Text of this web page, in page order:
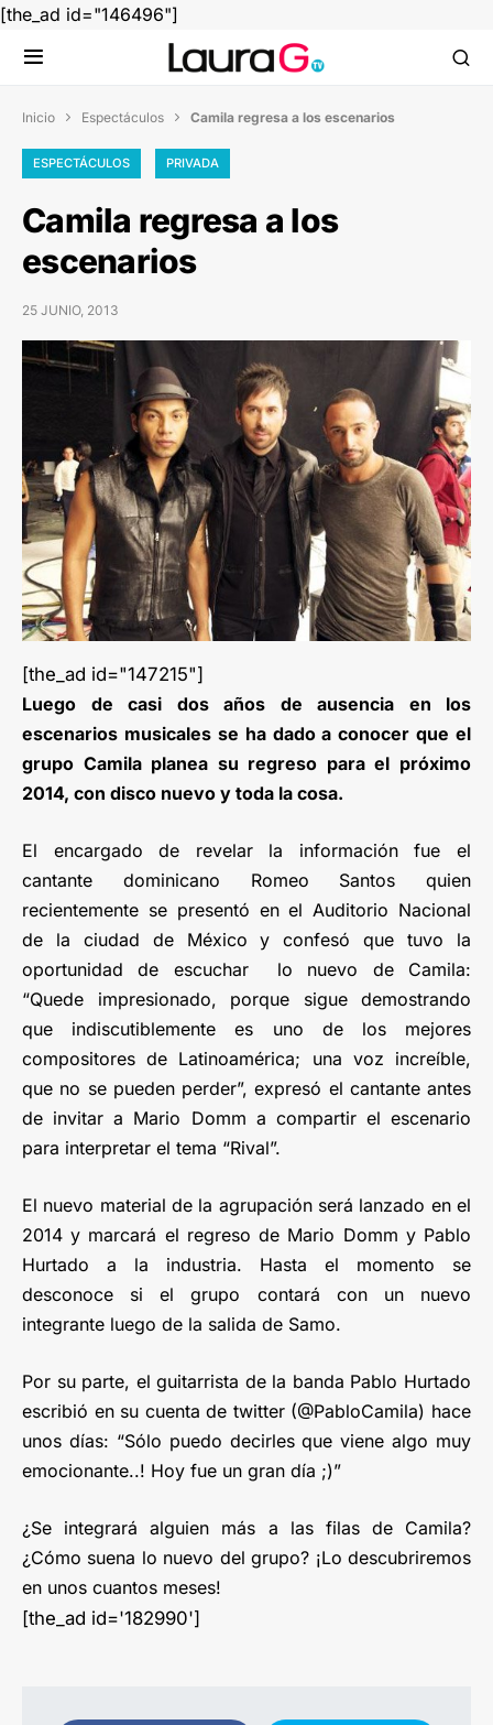
[the_ad id="146496"]
Inicio  Espectáculos  Camila regresa a los escenarios
ESPECTÁCULOS PRIVADA
Camila regresa a los
escenarios
25 JUNIO, 2013
[the_ad id="147215"]
Luego de casi dos años de ausencia en los
escenarios musicales se ha dado a conocer que el
grupo Camila planea su regreso para el próximo
2014, con disco nuevo y toda la cosa.
El encargado de revelar la información fue el
cantante dominicano Romeo Santos quien
recientemente se presentó en el Auditorio Nacional
de la ciudad de México y confesó que tuvo la
oportunidad de escuchar lo nuevo de Camila:
“Quede impresionado, porque sigue demostrando
que indiscutiblemente es uno de los mejores
compositores de Latinoamérica; una voz increíble,
que no se pueden perder”, expresó el cantante antes
de invitar a Mario Domm a compartir el escenario
para interpretar el tema “Rival”.
El nuevo material de la agrupación será lanzado en el
2014 y marcará el regreso de Mario Domm y Pablo
Hurtado a la industria. Hasta el momento se
desconoce si el grupo contará con un nuevo
integrante luego de la salida de Samo.
Por su parte, el guitarrista de la banda Pablo Hurtado
escribió en su cuenta de twitter (@PabloCamila) hace
unos días: “Sólo puedo decirles que viene algo muy
emocionante..! Hoy fue un gran día ;)”
¿Se integrará alguien más a las filas de Camila?
¿Cómo suena lo nuevo del grupo? ¡Lo descubriremos
en unos cuantos meses!
[the_ad id='182990']